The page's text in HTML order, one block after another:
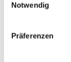
Notwendig
Präferenzen